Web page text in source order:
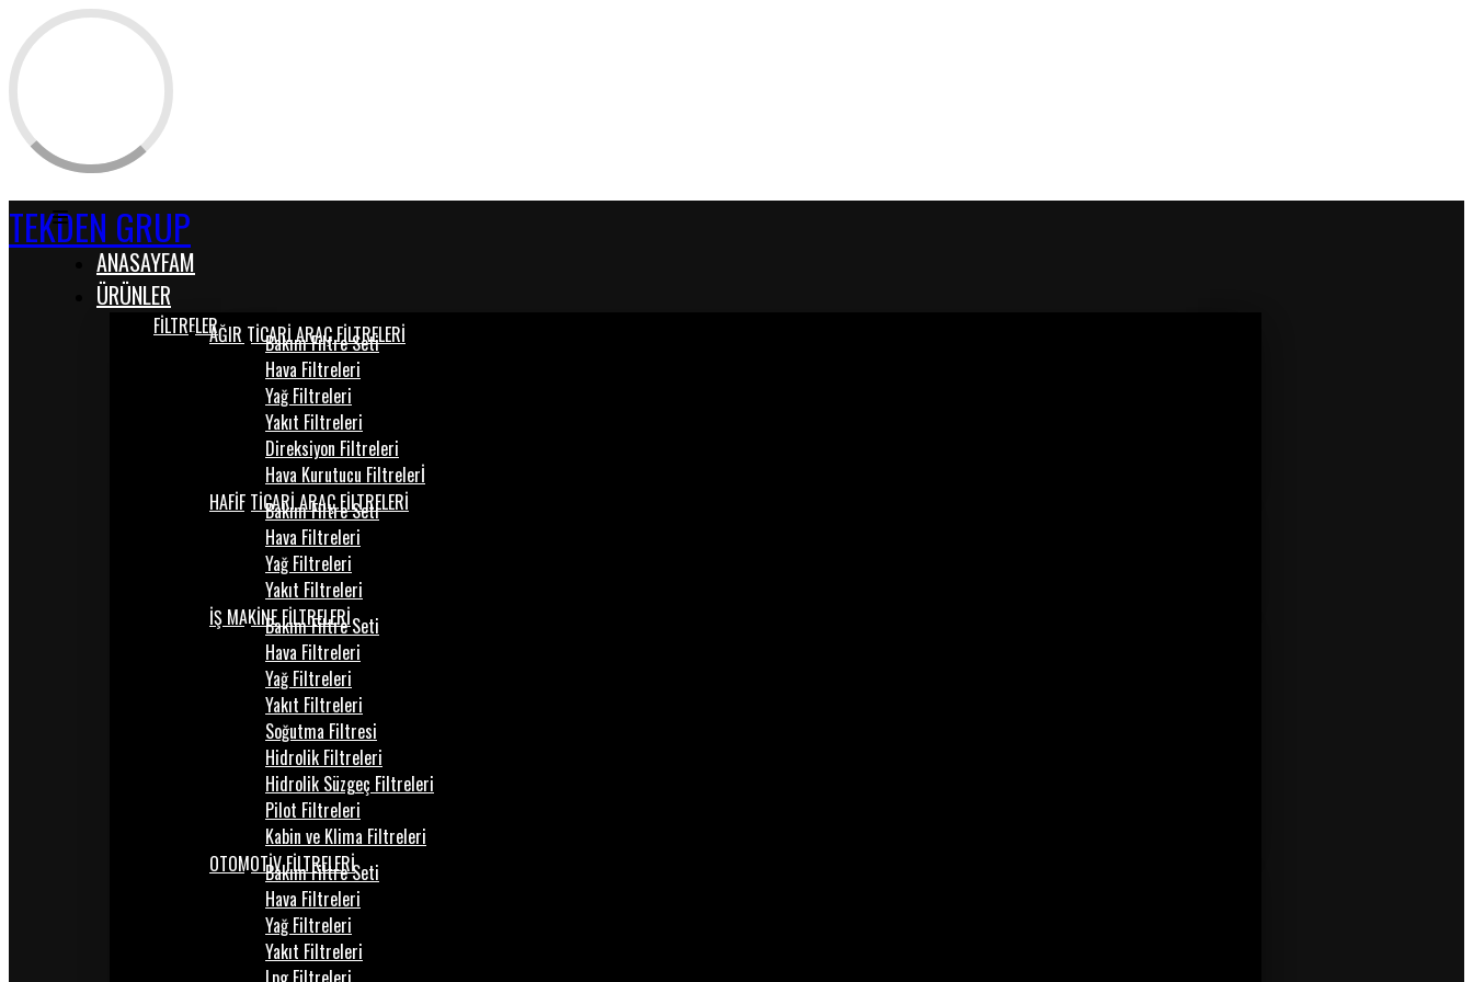
TEKDEN GRUP
ANASAYFAM
ÜRÜNLER
FİLTRELERAĞIR TİCARİ ARAÇ FİLTRELERİ
Bakım Filtre Seti
Hava Filtreleri
Yağ Filtreleri
Yakıt Filtreleri
Direksiyon Filtreleri
Hava Kurutucu Filtrelerİ
HAFİF TİCARİ ARAÇ FİLTRELERİ
Bakım Filtre Seti
Hava Filtreleri
Yağ Filtreleri
Yakıt Filtreleri
İŞ MAKİNE FİLTRELERİ
Bakım Filtre Seti
Hava Filtreleri
Yağ Filtreleri
Yakıt Filtreleri
Soğutma Filtresi
Hidrolik Filtreleri
Hidrolik Süzgeç Filtreleri
Pilot Filtreleri
Kabin ve Klima Filtreleri
OTOMOTİV FİLTRELERİ
Bakım Filtre Seti
Hava Filtreleri
Yağ Filtreleri
Yakıt Filtreleri